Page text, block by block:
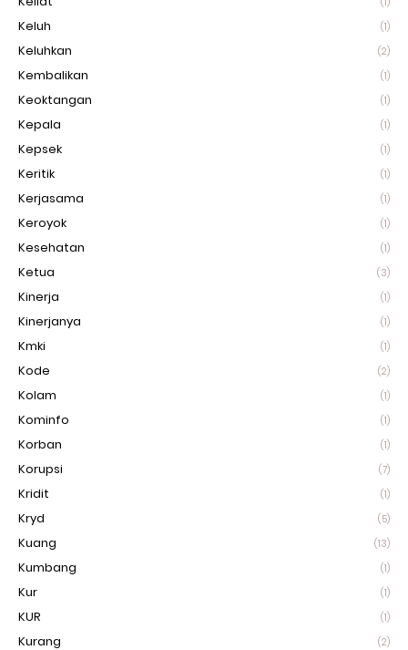
Keluh (1)
Keluhkan (2)
Kembalikan (1)
Keoktangan (1)
Kepala (1)
Kepsek (1)
Keritik (1)
Kerjasama (1)
Keroyok (1)
Kesehatan (1)
Ketua (3)
Kinerja (1)
Kinerjanya (1)
Kmki (1)
Kode (2)
Kolam (1)
Kominfo (1)
Korban (1)
Korupsi (7)
Kridit (1)
Kryd (5)
Kuang (13)
Kumbang (1)
Kur (1)
KUR (1)
Kurang (2)